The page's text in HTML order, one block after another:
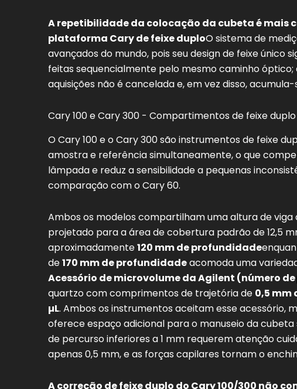
A repetibilidade da colocação da cubeta é mais
plataforma Cary de feixe duploO sistema de
avançados do mundo, pois seu design de feixe único
feitas sequencialmente pelo mesmo caminho
aquisições não é cancelada e, em vez disso,
Cary 100 e Cary 300 - Compartimentos de feixe
O Cary 100 e o Cary 300 são instrumentos de feixe
amostra e referência simultaneamente, o que
lâmpada e reduz a sensibilidade a pequenas
comparação com o Cary 60.
Ambos os modelos compartilham uma altura de viga
projetado para a área de cobertura padrão de 12,5
aproximadamente120 mm de profundidade
de170 mm de profundidadeacomoda uma
Acessório de microvolume da Agilent (número
quartzo com comprimentos de trajetória de 0,5 mm
µL. Ambos os instrumentos aceitam esse acessório,
oferece espaço adicional para o manuseio da
de percurso inferiores a 1 mm requerem atenção
apenas 0,5 mm, e as forças capilares tornam o
A correção de feixe duplo do Cary 100/300 não